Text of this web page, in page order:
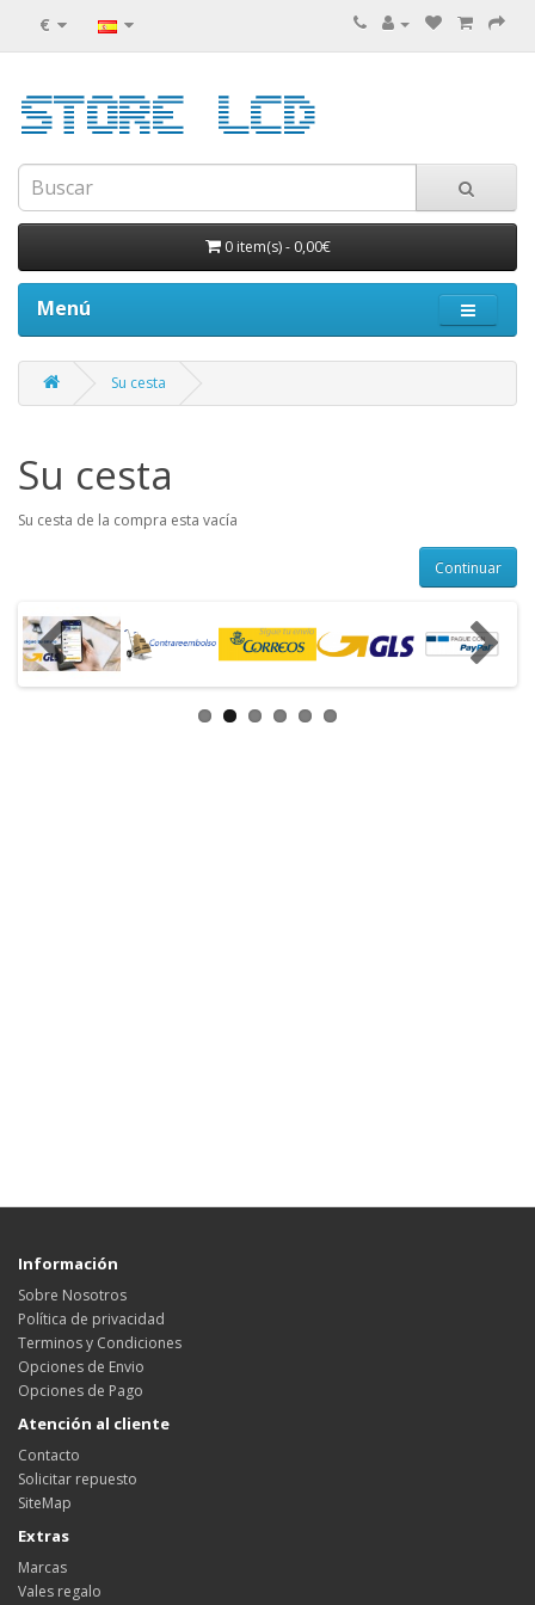
€
0 item(s)- 0,00€
Menú
Su cesta
Su cesta
Su cesta de la compra esta vacía
Continuar
Información
Sobre Nosotros
Política de privacidad
Terminos y Condiciones
Opciones de Envio
Opciones de Pago
Atención al cliente
Contacto
Solicitar repuesto
SiteMap
Extras
Marcas
Vales regalo